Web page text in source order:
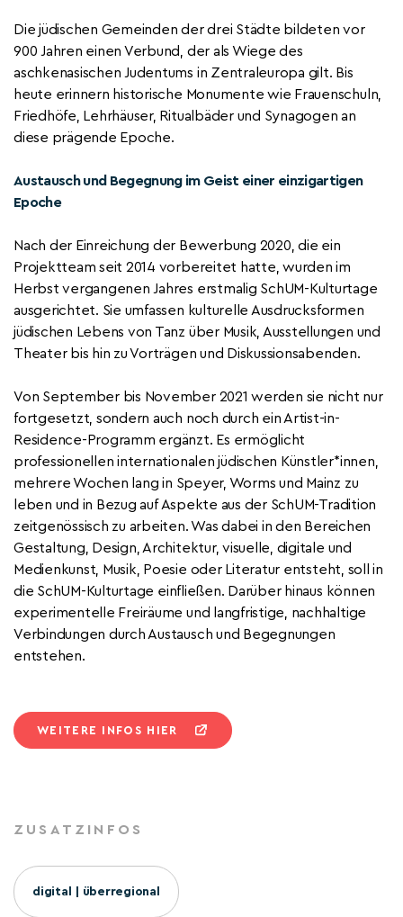
Die jüdischen Gemeinden der drei Städte bildeten vor
900 Jahren einen Verbund, der als Wiege des
aschkenasischen Judentums in Zentraleuropa gilt. Bis
heute erinnern historische Monumentewie Frauenschuln,
Friedhöfe, Lehrhäuser, Ritualbäder und Synagogen an
diese prägende Epoche.
Austausch und Begegnung im Geist einer einzigartigen
Epoche
Nach der Einreichung der Bewerbung 2020,die ein
Projektteam seit 2014 vorbereitet hatte, wurden im
Herbst vergangenen Jahres erstmalig SchUM- Kulturtage
ausgerichtet. Sie umfassen kulturelle Ausdrucksformen
jüdischen Lebens von Tanz ü ber Musik, Ausstellungen und
Theater bis hin zuVorträgen und Diskussionsabenden.
Von September bis November 2021 werden sie nicht nur
fortgesetzt, sondern auch noch durch ein Artist-in-
Residence-Programm ergänzt. Es ermöglicht
professionellen internationalen jüdischen Künstler*innen,
mehrere Wochen lang in Speyer, Worms und Mainz zu
leben und in Bezug auf Aspekte aus der SchUM-Tradition
zeitgenössisch zu arbeiten.Was dabei in den Bereichen
Gestaltung, Design, Architektur,visuelle, digitale und
Medienkunst, Musik, Poesie oder Literatur entsteht, soll in
die SchUM- Kulturtage einfließen. Darüber hinaus können
experimentelle Freiräume und langfristige, nachhaltige
Verbindungen durch Austausch und Begegnungen
entstehen.
WEITERE INFOS HIER
ZUSATZINFOS
digital | überregional